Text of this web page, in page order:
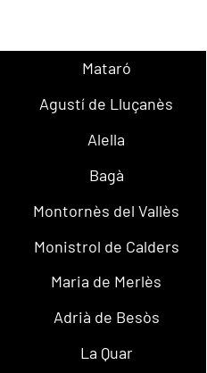
Mataró
Agustí de Lluçanès
Alella
Bagà
Montornès del Vallès
Monistrol de Calders
Maria de Merlès
Adrià de Besòs
La Quar